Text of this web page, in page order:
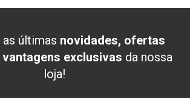
últimas novidades, ofertas
exclusivas da nossa
loja!